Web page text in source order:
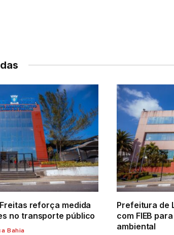
reforça medida
no transporte público
Bahia
Prefeitura de
com FIEB
ambiental